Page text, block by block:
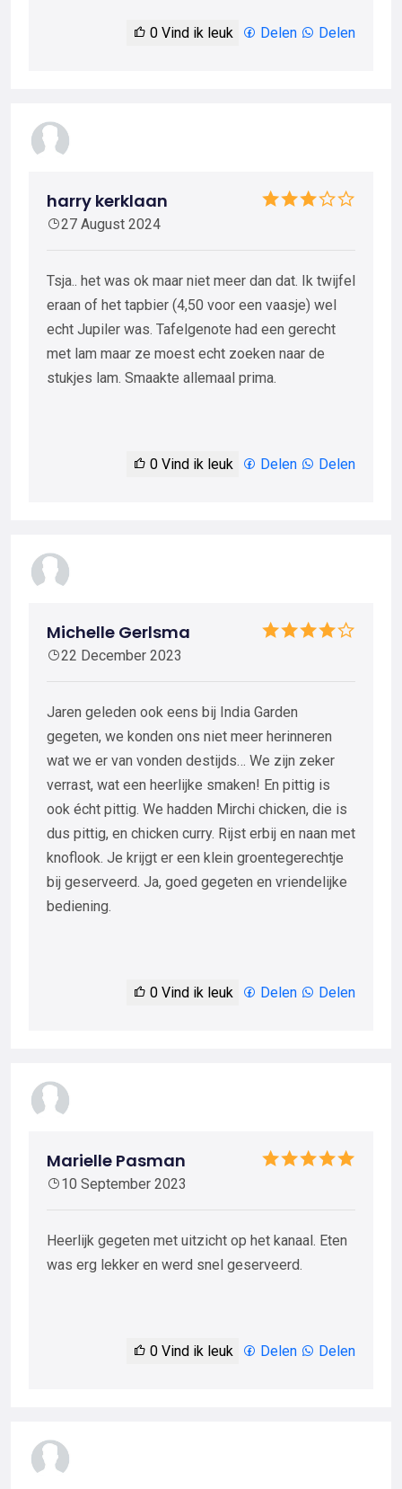
0 Vind ik leuk Delen Delen
harry kerklaan
27 August 2024
Tsja.. het was ok maar niet meer dan dat. Ik twijfel
eraan of het tapbier (4,50 voor een vaasje) wel
echt Jupiler was. Tafelgenote had een gerecht
met lam maar ze moest echt zoeken naar de
stukjes lam. Smaakte allemaal prima.
0 Vind ik leuk Delen Delen
Michelle Gerlsma
22 December 2023
Jaren geleden ook eens bij India Garden
gegeten, we konden ons niet meer herinneren
wat we er van vonden destijds… We zijn zeker
verrast, wat een heerlijke smaken! En pittig is
ook écht pittig. We hadden Mirchi chicken, die is
dus pittig, en chicken curry. Rijst erbij en naan met
knoflook. Je krijgt er een klein groentegerechtje
bij geserveerd. Ja, goed gegeten en vriendelijke
bediening.
0 Vind ik leuk Delen Delen
Marielle Pasman
10 September 2023
Heerlijk gegeten met uitzicht op het kanaal. Eten
was erg lekker en werd snel geserveerd.
0 Vind ik leuk Delen Delen